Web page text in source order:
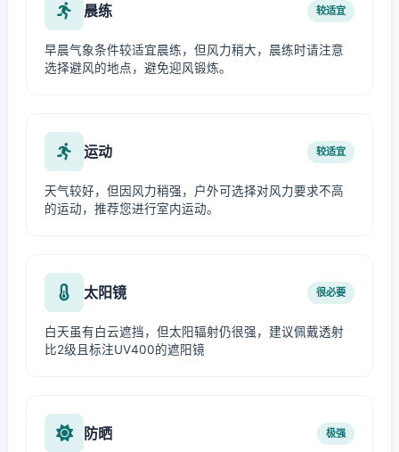
晨练 较适宜
早晨气象条件较适宜晨练，但风力稍大，晨练时请注意
选择避风的地点，避免迎风锻炼。
运动 较适宜
天气较好，但因风力稍强，户外可选择对风力要求不高
的运动，推荐您进行室内运动。
太阳镜 很必要
白天虽有白云遮挡，但太阳辐射仍很强，建议佩戴透射
比2级且标注UV400的遮阳镜
防晒 极强